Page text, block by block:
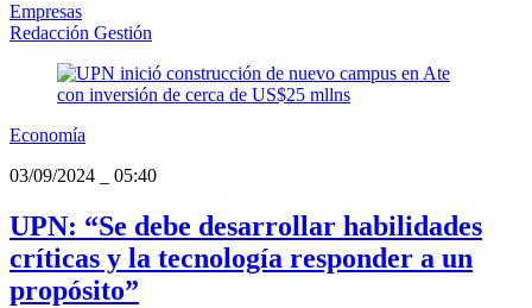
Empresas
Redacción Gestión
Economía
03/09/2024
05:40
UPN: “Se debe desarrollar habilidades
críticas y la tecnología responder a un
propósito”